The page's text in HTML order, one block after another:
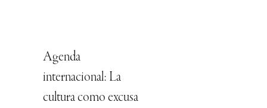
Agenda
internacional: La
cultura como excusa